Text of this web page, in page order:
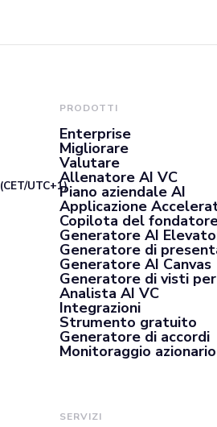
(CET/UTC+1)
PRODOTTI
Enterprise
Migliorare
Valutare
Allenatore AI VC
Piano aziendale AI
Applicazione
Copilota del
Generatore AI
Generatore di
Generatore AI Canvas
Generatore di visti
Analista AI VC
Integrazioni
Strumento gratuito
Generatore di accordi
Monitoraggio azionario
SERVIZI